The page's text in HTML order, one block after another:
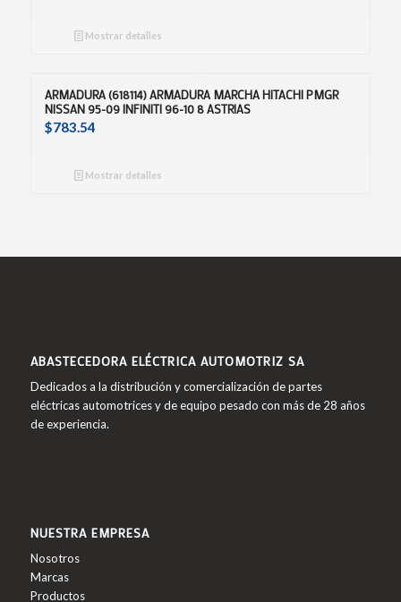
Mostrar detalles
ARMADURA (618114) ARMADURA MARCHA HITACHI PMGR
NISSAN 95-09 INFINITI 96-10 8 ASTRIAS
$783.54
Mostrar detalles
ABASTECEDORA ELÉCTRICA AUTOMOTRIZ SA
Dedicados a la distribución y comercialización de partes
eléctricas automotrices y de equipo pesado con más de 28 años
de experiencia.
NUESTRA EMPRESA
Nosotros
Marcas
Productos